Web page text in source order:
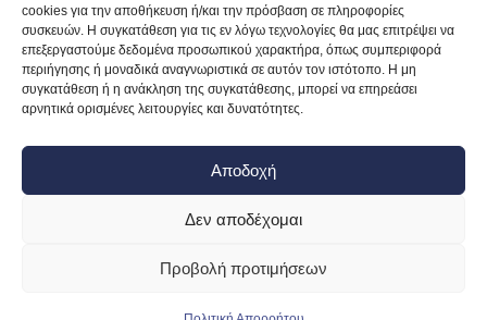
cookies για την αποθήκευση ή/και την πρόσβαση σε πληροφορίες
συσκευών. Η συγκατάθεση για τις εν λόγω τεχνολογίες θα μας επιτρέψει να
επεξεργαστούμε δεδομένα προσωπικού χαρακτήρα, όπως συμπεριφορά
περιήγησης ή μοναδικά αναγνωριστικά σε αυτόν τον ιστότοπο. Η μη
συγκατάθεση ή η ανάκληση της συγκατάθεσης, μπορεί να επηρεάσει
αρνητικά ορισμένες λειτουργίες και δυνατότητες.
Αποδοχή
Δεν αποδέχομαι
Προβολή προτιμήσεων
Blog
Επικοινωνία
Στοιχεία Επικοινωνίας
Έκθεση Χαϊδαρίου